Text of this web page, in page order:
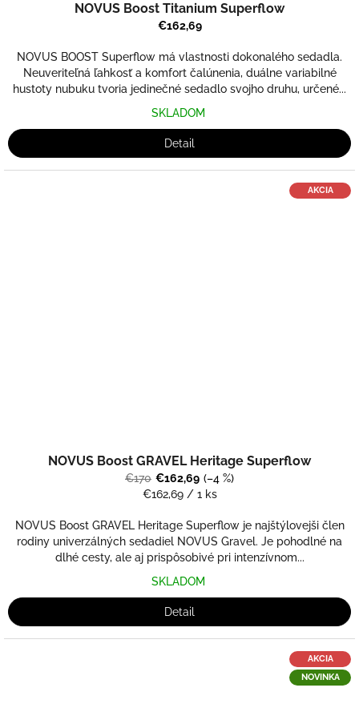
NOVUS Boost Titanium Superflow
€162,69
NOVUS BOOST Superflow má vlastnosti dokonalého sedadla.
Neuveriteľná ľahkosť a komfort čalúnenia, duálne variabilné
hustoty nubuku tvoria jedinečné sedadlo svojho druhu, určené...
SKLADOM
Detail
AKCIA
NOVUS Boost GRAVEL Heritage Superflow
€170 €162,69 (–4 %)
Jednotková
€162,69 / 1 ks
NOVUS Boost GRAVEL Heritage Superflow je najštýlovejši člen
rodiny univerzálných sedadiel NOVUS Gravel. Je pohodlné na
dlhé cesty, ale aj prispôsobivé pri intenzívnom...
SKLADOM
Detail
AKCIA
NOVINKA